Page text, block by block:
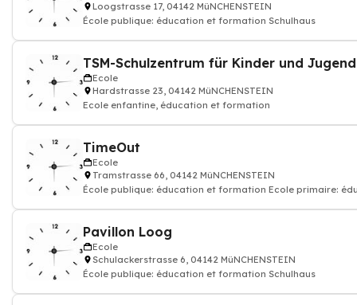
Loogstrasse 17, 04142 MüNCHENSTEIN
École publique: éducation et formation Schulhaus
Ecole
Hardstrasse 23, 04142 MüNCHENSTEIN
Ecole enfantine, éducation et formation
TimeOut
Ecole
Tramstrasse 66, 04142 MüNCHENSTEIN
École publique: éducation et formation Ecole primaire:
Pavillon Loog
Ecole
Schulackerstrasse 6, 04142 MüNCHENSTEIN
École publique: éducation et formation Schulhaus